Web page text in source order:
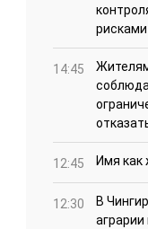
рисками
14:45
12:45 Имя как
12:30
В
аграрии